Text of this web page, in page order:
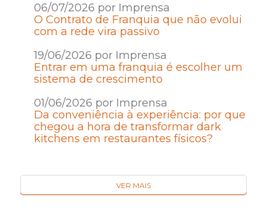
06/07/2026 por Imprensa
O Contrato de Franquia que não evolui
com a rede vira passivo
19/06/2026 por Imprensa
Entrar em uma franquia é escolher um
sistema de crescimento
01/06/2026 por Imprensa
Da conveniência à experiência: por que
chegou a hora de transformar dark
kitchens em restaurantes físicos?
VER MAIS